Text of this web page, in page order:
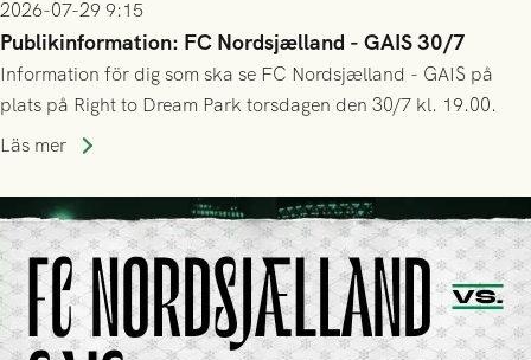
2026-07-29 9:15
Publikinformation: FC Nordsjælland - GAIS 30/7
Information för dig som ska se FC Nordsjælland - GAIS på
plats på Right to Dream Park torsdagen den 30/7 kl. 19.00.
Läs mer